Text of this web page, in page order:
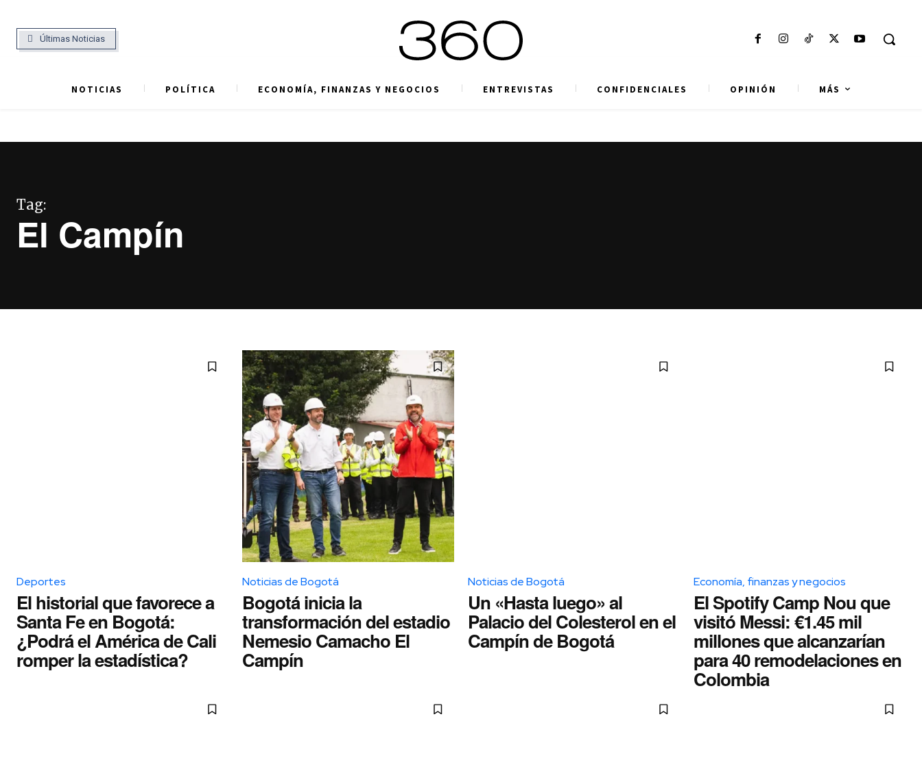
Últimas Noticias
NOTICIAS POLÍTICA ECONOMÍA, FINANZAS Y NEGOCIOS ENTREVISTAS CONFIDENCIALES OPINIÓN MÁS
Tag:
El Campín
Deportes
El historial que favorece a
Santa Fe en Bogotá:
¿Podrá el América de Cali
romper la estadística?
Noticias de Bogotá
Bogotá inicia la
transformación del estadio
Nemesio Camacho El
Campín
Noticias de Bogotá
Un «Hasta luego» al
Palacio del Colesterol en el
Campín de Bogotá
Economía, finanzas y negocios
El Spotify Camp Nou que
visitó Messi: €1.45 mil
millones que alcanzarían
para 40 remodelaciones en
Colombia